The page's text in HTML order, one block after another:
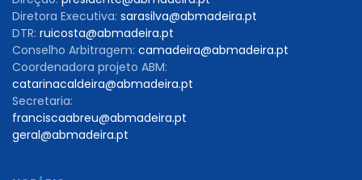
Diretora Executiva: sarasilva@abmadeira.pt
DTR: ruicosta@abmadeira.pt
Conselho Arbitragem: camadeira@abmadeira.pt
Coordenadora projeto ABM:
catarinacaldeira@abmadeira.pt
Secretaria:
franciscaabreu@abmadeira.pt
geral@abmadeira.pt